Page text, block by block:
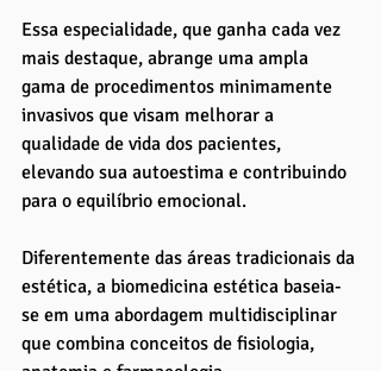
Essa especialidade, que ganha cada vez
mais destaque, abrange uma ampla
gama de procedimentos minimamente
invasivos que visam melhorar a
qualidade de vida dos pacientes,
elevando sua autoestima e contribuindo
para o equilíbrio emocional.
Diferentemente das áreas tradicionais da
estética, a biomedicina estética baseia-
se em uma abordagem multidisciplinar
que combina conceitos de fisiologia,